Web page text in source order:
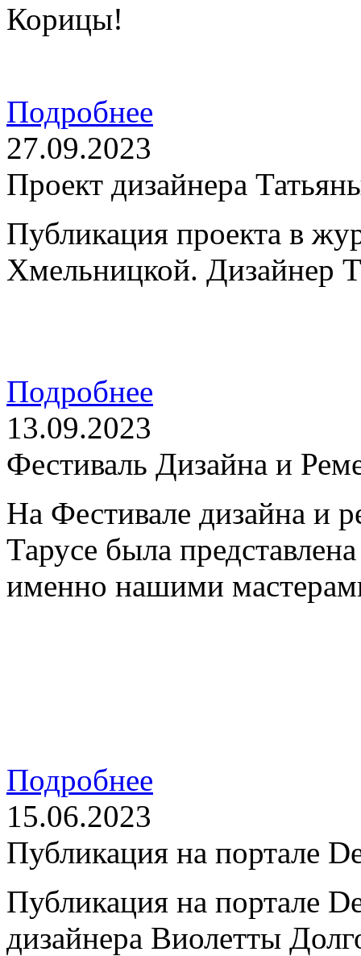
Корицы!
Подробнее
27.09.2023
Проект дизайнера
Публикация проекта в
Хмельницкой. Дизайнер
Подробнее
13.09.2023
Фестиваль Дизайна и
На Фестивале дизайна и
Тарусе была
именно нашими
Подробнее
15.06.2023
Публикация на портале
Публикация на портале
дизайнера Виолетты